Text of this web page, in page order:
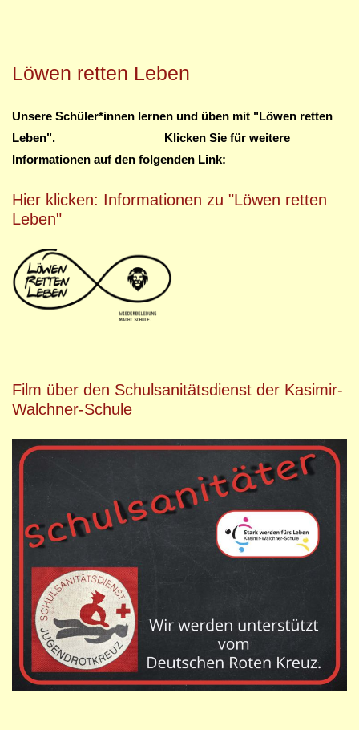
Löwen retten Leben
Unsere Schüler*innen lernen und üben mit "Löwen retten
Leben". Klicken Sie für weitere
Informationen auf den folgenden Link:
Hier klicken: Informationen zu "Löwen retten
Leben"
Film über den Schulsanitätsdienst der Kasimir-
Walchner-Schule